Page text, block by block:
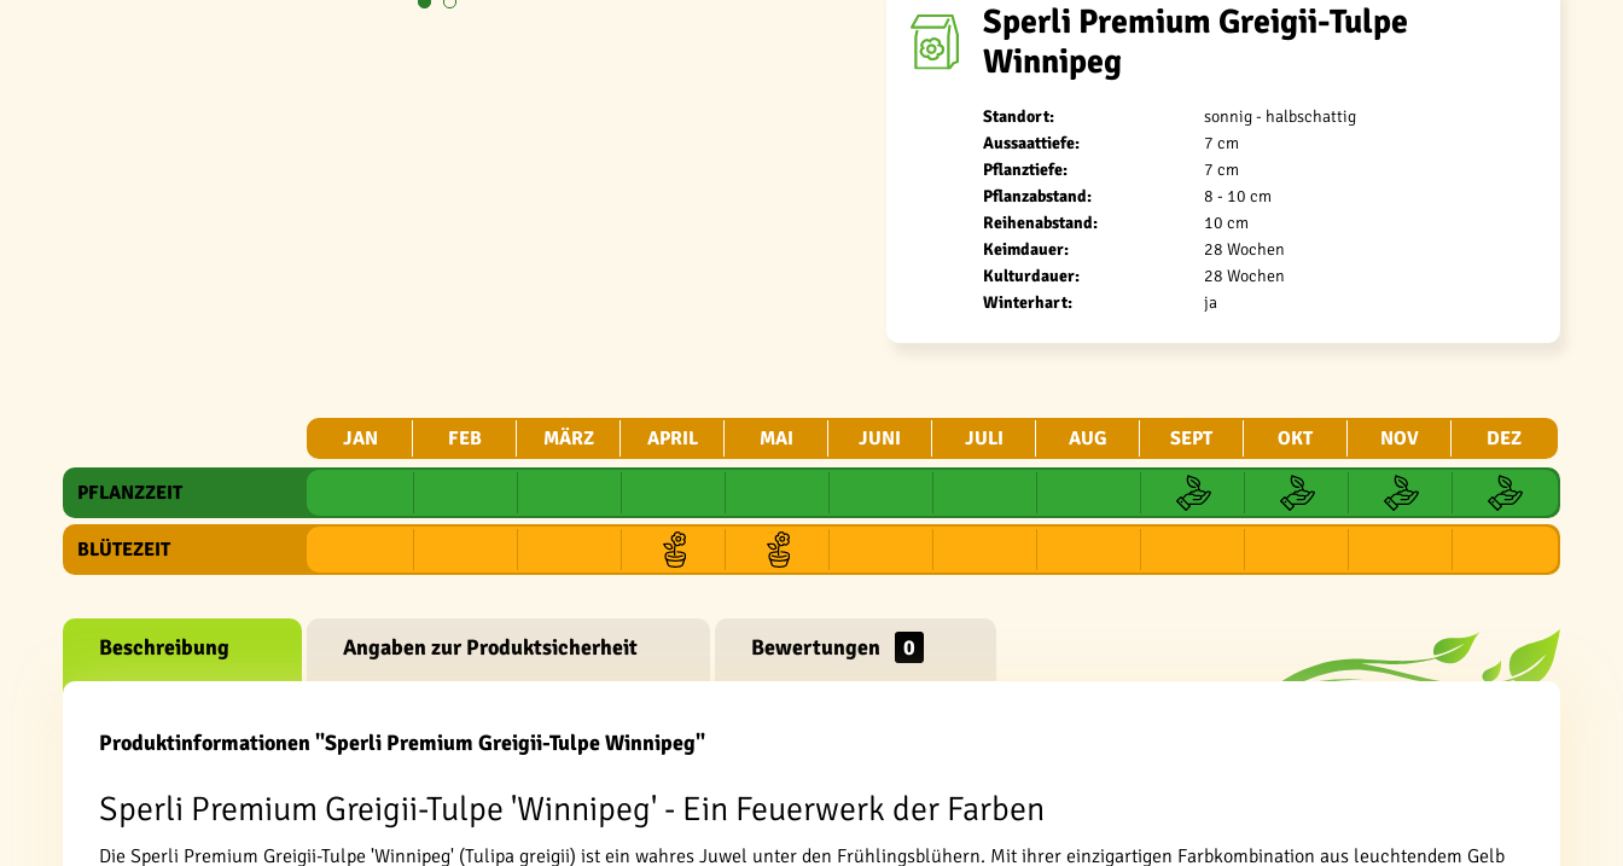
Sperli Premium Greigii-Tulpe
Winnipeg
Standort:
sonnig - halbschattig
Aussaattiefe:
7 cm
Pflanztiefe:
7 cm
Pflanzabstand:
8 - 10 cm
Reihenabstand:
10 cm
Keimdauer:
28 Wochen
Kulturdauer:
28 Wochen
Winterhart:
ja
JAN FEB MÄRZ APRIL MAI JUNI JULI AUG SEPT OKT NOV DEZ
PFLANZZEIT
BLÜTEZEIT
Beschreibung Angaben zur Produktsicherheit Bewertungen 0
Produktinformationen "Sperli Premium Greigii-Tulpe Winnipeg"
Sperli Premium Greigii-Tulpe 'Winnipeg' - Ein Feuerwerk der Farben
Die Sperli Premium Greigii-Tulpe 'Winnipeg' (Tulipa greigii) ist ein wahres Juwel unter den Frühlingsblühern. Mit ihrer einzigartigen Farbkombination aus leuchtendem Gelb